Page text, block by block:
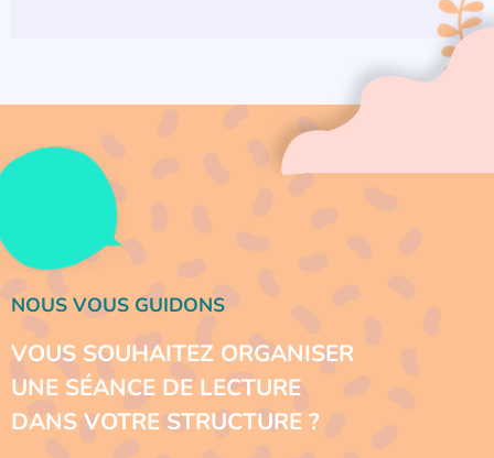
NOUS VOUS GUIDONS
VOUS SOUHAITEZ ORGANISER
UNE SÉANCE DE LECTURE
DANS VOTRE STRUCTURE ?